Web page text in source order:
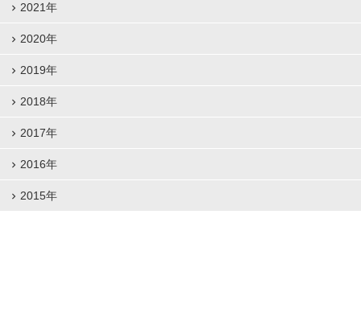
2021年
2020年
2019年
2018年
2017年
2016年
2015年